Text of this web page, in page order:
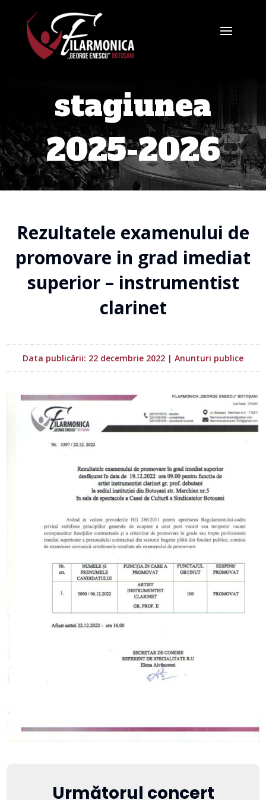
stagiunea
2025-2026
Rezultatele examenului de
promovare in grad imediat
superior – instrumentist
clarinet
Data publicării: 22 decembrie 2022 | Anunturi publice
Următorul concert